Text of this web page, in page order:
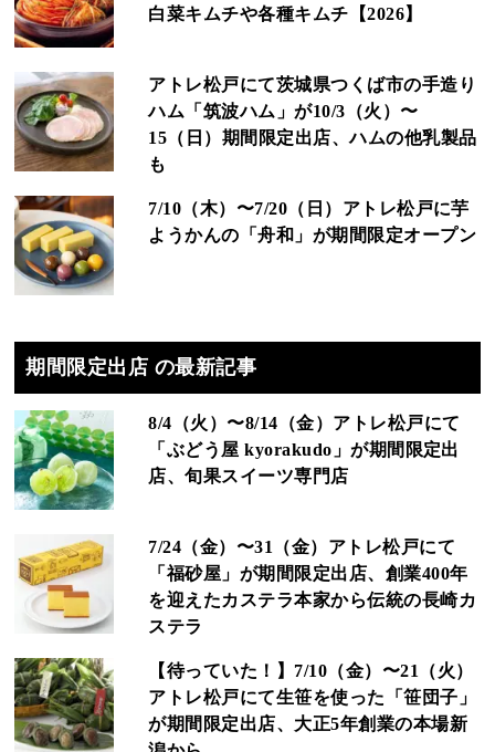
白菜キムチや各種キムチ【2026】
アトレ松戸にて茨城県つくば市の手造り
ハム「筑波ハム」が10/3（火）〜
15（日）期間限定出店、ハムの他乳製品
も
7/10（木）〜7/20（日）アトレ松戸に芋
ようかんの「舟和」が期間限定オープン
期間限定出店 の最新記事
8/4（火）〜8/14（金）アトレ松戸にて
「ぶどう屋 kyorakudo」が期間限定出
店、旬果スイーツ専門店
7/24（金）〜31（金）アトレ松戸にて
「福砂屋」が期間限定出店、創業400年
を迎えたカステラ本家から伝統の長崎カ
ステラ
【待っていた！】7/10（金）〜21（火）
アトレ松戸にて生笹を使った「笹団子」
が期間限定出店、大正5年創業の本場新